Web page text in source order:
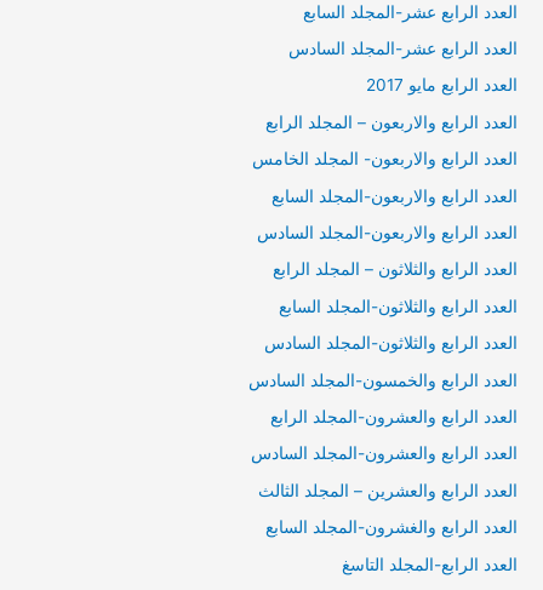
العدد الرابع عشر-المجلد السابع
العدد الرابع عشر-المجلد السادس
العدد الرابع مايو 2017
العدد الرابع والاربعون – المجلد الرابع
العدد الرابع والاربعون- المجلد الخامس
العدد الرابع والاربعون-المجلد السابع
العدد الرابع والاربعون-المجلد السادس
العدد الرابع والثلاثون – المجلد الرابع
العدد الرابع والثلاثون-المجلد السابع
العدد الرابع والثلاثون-المجلد السادس
العدد الرابع والخمسون-المجلد السادس
العدد الرابع والعشرون-المجلد الرابع
العدد الرابع والعشرون-المجلد السادس
العدد الرابع والعشرين – المجلد الثالث
العدد الرابع والغشرون-المجلد السابع
العدد الرابع-المجلد التاسغ